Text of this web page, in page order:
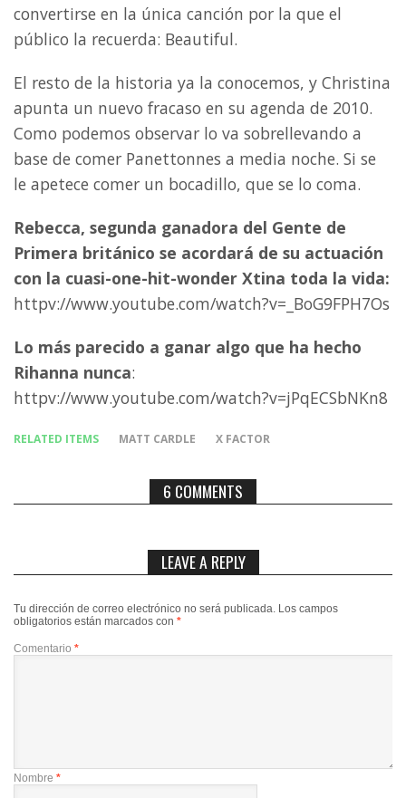
convertirse en la única canción por la que el
público la recuerda: Beautiful.
El resto de la historia ya la conocemos, y Christina
apunta un nuevo fracaso en su agenda de 2010.
Como podemos observar lo va sobrellevando a
base de comer Panettonnes a media noche. Si se
le apetece comer un bocadillo, que se lo coma.
Rebecca, segunda ganadora del Gente de
Primera británico se acordará de su actuación
con la cuasi-one-hit-wonder Xtina toda la vida:
httpv://www.youtube.com/watch?v=_BoG9FPH7Os
Lo más parecido a ganar algo que ha hecho
Rihanna nunca:
httpv://www.youtube.com/watch?v=jPqECSbNKn8
RELATED ITEMS MATT CARDLE X FACTOR
6 COMMENTS
LEAVE A REPLY
Tu dirección de correo electrónico no será publicada. Los campos
obligatorios están marcados con *
Comentario *
Nombre *